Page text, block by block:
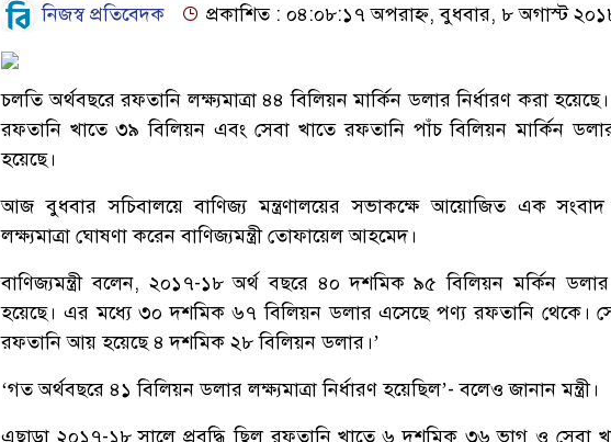
নিজস্ব প্রতিবেদক প্রকাশিত : ০৪:০৮:১৭ অপরাহ্ন, বুধবার, ৮ অগাস্ট
চলতি অর্থবছরে রফতানি লক্ষ্যমাত্রা ৪৪ বিলিয়ন মার্কিন ডলার নির্ধারণ করা
রফতানি খাতে ৩৯ বিলিয়ন এবং সেবা খাতে রফতানি পাঁচ বিলিয়ন মার্কিন
হয়েছে।
আজ বুধবার সচিবালয়ে বাণিজ্য মন্ত্রণালয়ের সভাকক্ষে আয়োজিত এক
লক্ষ্যমাত্রা ঘোষণা করেন বাণিজ্যমন্ত্রী তোফায়েল আহমেদ।
বাণিজ্যমন্ত্রী বলেন, ২০১৭-১৮ অর্থ বছরে ৪০ দশমিক ৯৫ বিলিয়ন মর্কিন
হয়েছে। এর মধ্যে ৩০ দশমিক ৬৭ বিলিয়ন ডলার এসেছে পণ্য রফতানি থেকে।
রফতানি আয় হয়েছে ৪ দশমিক ২৮ বিলিয়ন ডলার।’
‘গত অর্থবছরে ৪১ বিলিয়ন ডলার লক্ষ্যমাত্রা নির্ধারণ হয়েছিল’- বলেও জানান মন্ত্রী।
এছাড়া ২০১৭-১৮ সালে প্রবৃদ্ধি ছিল রফতানি খাতে ৬ দশমিক ৩৬ ভাগ ও সেবা